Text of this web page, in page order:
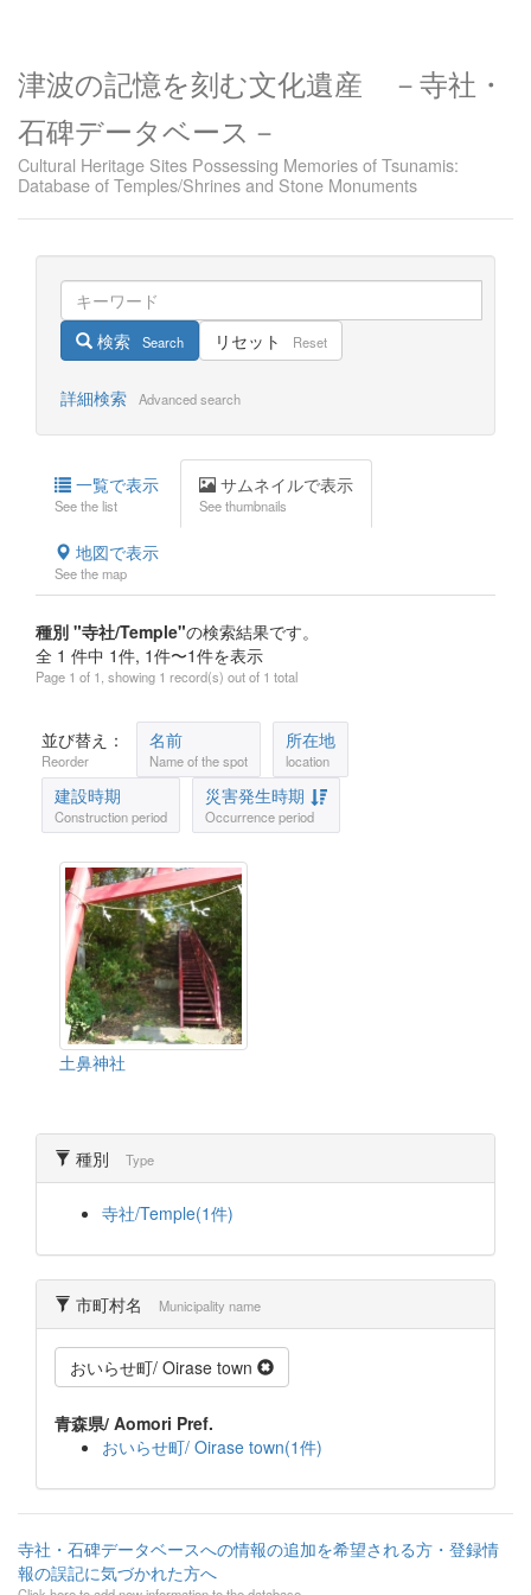
津波の記憶を刻む文化遺産 －寺社・
石碑データベース－
Cultural Heritage Sites Possessing Memories of Tsunamis:
Database of Temples/Shrines and Stone Monuments
検索 Search リセット Reset
詳細検索 Advanced search
一覧で表示
See the list
サムネイルで表示
See thumbnails
地図で表示
See the map
種別 "寺社/Temple"の検索結果です。
全 1 件中 1件, 1件〜1件を表示
Page 1 of 1, showing 1 record(s) out of 1 total
並び替え：
Reorder
名前
Name of the spot
所在地
location
建設時期
Construction period
災害発生時期
Occurrence period
土鼻神社
種別 Type
寺社/Temple(1件)
市町村名 Municipality name
おいらせ町/ Oirase town
青森県/ Aomori Pref.
おいらせ町/ Oirase town(1件)
寺社・石碑データベースへの情報の追加を希望される方・登録情
報の誤記に気づかれた方へ